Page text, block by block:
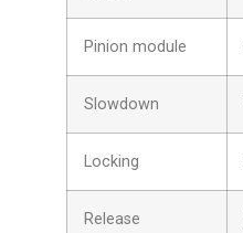
Pinion module
Slowdown
Locking
Release